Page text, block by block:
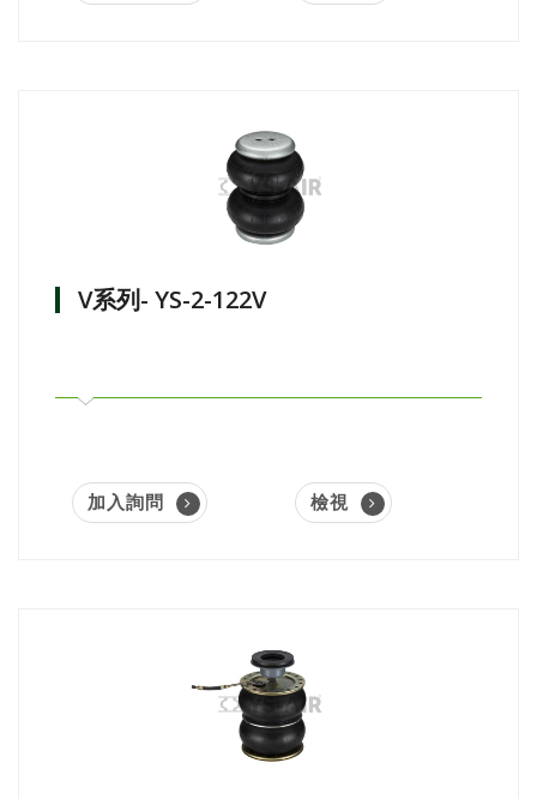
V系列- YS-2-122V
加入詢問 檢視